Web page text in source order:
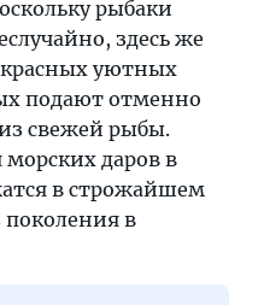
рыбаки
здесь же
уютных
подают отменно
свежей рыбы.
даров в
в строжайшем
поколения в